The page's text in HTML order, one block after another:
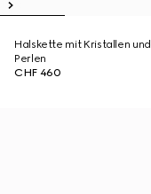
Halskette mit Kristallen und
Perlen
CHF 460